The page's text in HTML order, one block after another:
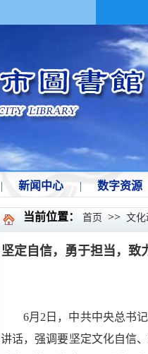
| 新闻中心 | 数字资源
当前位置： 首页 >> 文化
坚定自信，勇于担当，
6月2日，中共中央总书
讲话，强调要坚定文化自信